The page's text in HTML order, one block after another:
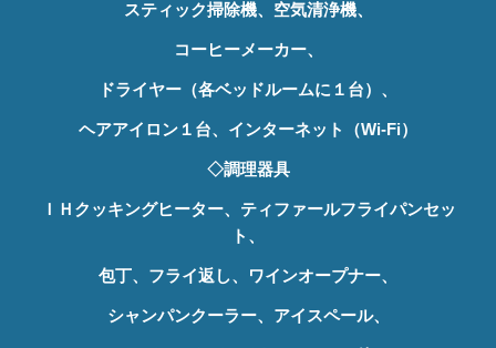
スティック掃除機、空気清浄機、
コーヒーメーカー、
ドライヤー（各ベッドルームに１台）、
ヘアアイロン１台、インターネット（Wi-Fi）
◇調理器具
ＩＨクッキングヒーター、ティファールフライパンセッ
ト、
包丁、フライ返し、ワインオープナー、
シャンパンクーラー、アイスペール、